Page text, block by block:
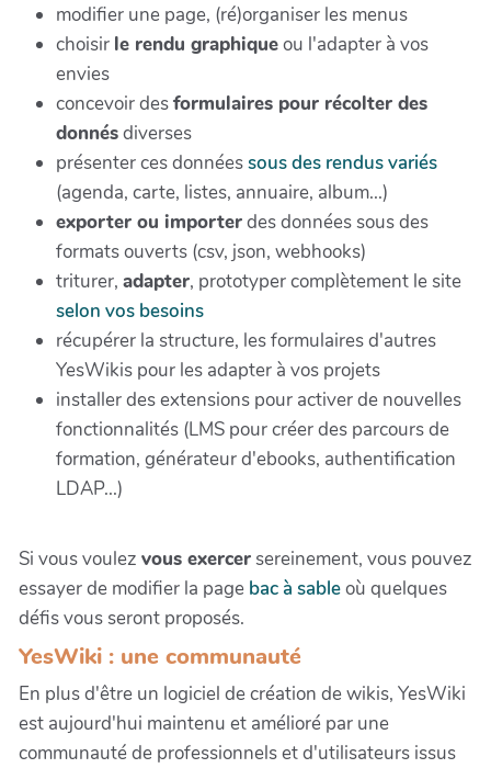
modifier une page, (ré)organiser les menus
choisir le rendu graphiqueou l'adapter à vos
envies
concevoir desformulaires pour récolter des
donnésdiverses
présenter ces donnéessous des rendus variés
(agenda, carte, listes, annuaire, album...)
exporter ou importerdes données sous des
formats ouverts (csv, json, webhooks)
triturer, adapter, prototyper complètement le site
selon vos besoins
récupérer la structure, les formulaires d'autres
YesWikis pour les adapter à vos projets
installer des extensions pour activer de nouvelles
fonctionnalités (LMS pour créer des parcours de
formation, générateur d'ebooks, authentification
LDAP...)
Si vous voulez vous exercersereinement, vous pouvez
essayer de modifier la page bac à sableoù quelques
défis vous seront proposés.
YesWiki : une communauté
En plus d'être un logiciel de création de wikis, YesWiki
est aujourd'hui maintenu et amélioré par une
communauté de professionnels et d'utilisateurs issus